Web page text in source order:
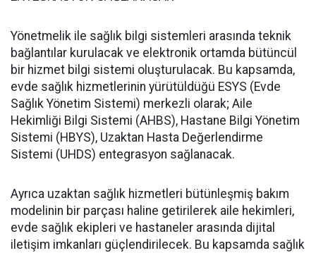
Yönetmelik ile sağlık bilgi sistemleri arasında teknik
bağlantılar kurulacak ve elektronik ortamda bütüncül
bir hizmet bilgi sistemi oluşturulacak. Bu kapsamda,
evde sağlık hizmetlerinin yürütüldüğü ESYS (Evde
Sağlık Yönetim Sistemi) merkezli olarak; Aile
Hekimliği Bilgi Sistemi (AHBS), Hastane Bilgi Yönetim
Sistemi (HBYS), Uzaktan Hasta Değerlendirme
Sistemi (UHDS) entegrasyon sağlanacak.
Ayrıca uzaktan sağlık hizmetleri bütünleşmiş bakım
modelinin bir parçası haline getirilerek aile hekimleri,
evde sağlık ekipleri ve hastaneler arasında dijital
iletişim imkanları güçlendirilecek. Bu kapsamda sağlık